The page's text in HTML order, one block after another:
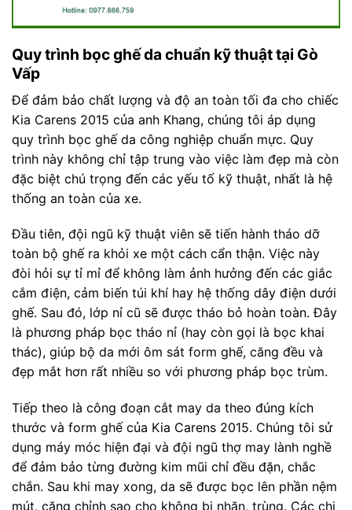
Quy trình bọc ghế da chuẩn kỹ thuật tại Gò
Vấp
Để đảm bảo chất lượng và độ an toàn tối đa cho chiếc
Kia Carens 2015 của anh Khang, chúng tôi áp dụng
quy trình bọc ghế da công nghiệp chuẩn mực. Quy
trình này không chỉ tập trung vào việc làm đẹp mà còn
đặc biệt chú trọng đến các yếu tố kỹ thuật, nhất là hệ
thống an toàn của xe.
Đầu tiên, đội ngũ kỹ thuật viên sẽ tiến hành tháo dỡ
toàn bộ ghế ra khỏi xe một cách cẩn thận. Việc này
đòi hỏi sự tỉ mỉ để không làm ảnh hưởng đến các giắc
cắm điện, cảm biến túi khí hay hệ thống dây điện dưới
ghế. Sau đó, lớp nỉ cũ sẽ được tháo bỏ hoàn toàn. Đây
là phương pháp bọc tháo nỉ (hay còn gọi là bọc khai
thác), giúp bộ da mới ôm sát form ghế, căng đều và
đẹp mắt hơn rất nhiều so với phương pháp bọc trùm.
Tiếp theo là công đoạn cắt may da theo đúng kích
thước và form ghế của Kia Carens 2015. Chúng tôi sử
dụng máy móc hiện đại và đội ngũ thợ may lành nghề
để đảm bảo từng đường kim mũi chỉ đều đặn, chắc
chắn. Sau khi may xong, da sẽ được bọc lên phần nệm
mút, căng chỉnh sao cho không bị nhăn, trùng. Các chi